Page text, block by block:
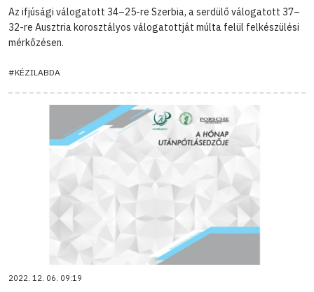
Az ifjúsági válogatott 34–25-re Szerbia, a serdülő válogatott 37–
32-re Ausztria korosztályos válogatottját múlta felül felkészülési
mérkőzésen.
#KÉZILABDA
2022. 12. 06. 09:19